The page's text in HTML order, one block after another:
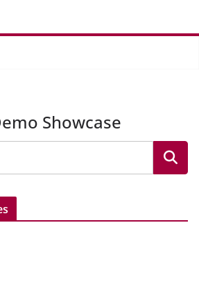
Showcase